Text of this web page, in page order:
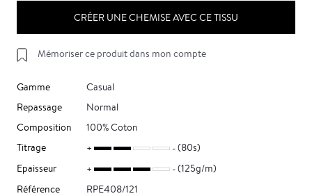
CRÉER UNE CHEMISE AVEC CE TISSU
Mémoriser ce produit dans mon compte
Gamme
Casual
Repassage
Normal
Composition
100% Coton
Titrage
(80s)
Epaisseur
(125g/m)
Référence
RPE408/121